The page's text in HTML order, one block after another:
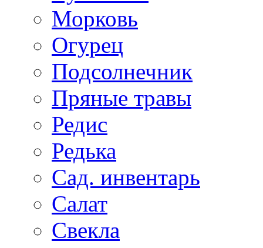
Морковь
Огурец
Подсолнечник
Пряные травы
Редис
Редька
Сад. инвентарь
Салат
Свекла